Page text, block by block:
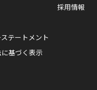
うの樹が枝をつけました。もっと大
ルキット
テートメント
基づく表示
採用情報